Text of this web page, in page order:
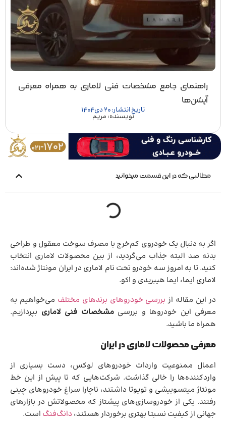
راهنمای جامع مشخصات فنی لاماری به همراه معرفی
آپشن‌ها
تاریخ انتشار: 20 دی 1404
نویسنده: مریم
مطالبی که در این قسمت میخوانید
اگر به دنبال یک خودروی کم‌خرج با مصرف سوخت معقول و طراحی
بدنه صد البته جذاب می‌گردید، از بین محصولات لاماری انتخاب
کنید. تا به امروز سه خودرو تحت نام لاماری در ایران مونتاژ شده‌اند:
لاماری ایما، ایما هیبریدی و اکو.
در این مقاله از بررسی خودروهای برندهای مختلف می‌خواهیم به
معرفی این خودروها و بررسیمشخصات فنی لاماری بپردازیم.
همراه ما باشید.
معرفی محصولات لاماری در ایران
اعمال ممنوعیت واردات خودروهای لوکس، دست بسیاری از
واردکننده‌ها را خالی گذاشت. شرکت‌هایی که تا پیش از این خط
مونتاژ میتسوبیشی و تویوتا داشتند، ناچارا سراغ خودروهای چینی
رفتند. یکی از خودروسازی‌های پیشتاز که محصولاتش در بازارهای
جهانی از کیفیت نسبتا بهتری برخوردار هستند، دانگ‌فنگ است.